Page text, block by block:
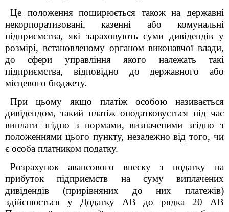
Це положення поширюється також на державні
некорпоратизовані, казенні або комунальні
підприємства, які зараховують суми дивідендів у
розмірі, встановленому органом виконавчої влади,
до сфери управління якого належать такі
підприємства, відповідно до державного або
місцевого бюджету.
При цьому якщо платіж особою називається
дивідендом, такий платіж оподатковується під час
виплати згідно з нормами, визначеними згідно з
положеннями цього пункту, незалежно від того, чи
є особа платником податку.
Розрахунок авансового внеску з податку на
прибуток підприємств на суму виплачених
дивідендів (прирівняних до них платежів)
здійснюється у Додатку АВ до рядка 20 АВ